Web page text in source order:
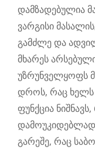
დამზადებულია
ვარგისი
გამძლე და
მხარეს
უზრუნველყოფს
დროს, რაც ხელს
ფუნქცია
დამოუკიდებლად
გარეშე, რაც